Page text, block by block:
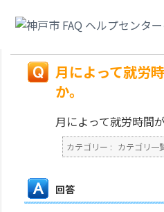
育利用申込や認定申請はできますか。
月によって就労
か。
月によって就労時間
カテゴリー : カテゴリ一
回答